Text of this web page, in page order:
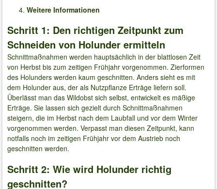
Weitere Informationen
Schritt 1: Den richtigen Zeitpunkt zum
Schneiden von Holunder ermitteln
Schnittmaßnahmen werden hauptsächlich in der blattlosen Zeit
von Herbst bis zum zeitigen Frühjahr vorgenommen. Zierformen
des Holunders werden kaum geschnitten. Anders sieht es mit
dem Holunder aus, der als Nutzpflanze Erträge liefern soll.
Überlässt man das Wildobst sich selbst, entwickelt es mäßige
Erträge. Sie lassen sich gezielt durch Schnittmaßnahmen
steigern, die im Herbst nach dem Laubfall und vor dem Winter
vorgenommen werden. Verpasst man diesen Zeitpunkt, kann
notfalls noch im zeitigen Frühjahr vor dem Austrieb noch
geschnitten werden.
Schritt 2: Wie wird Holunder richtig
geschnitten?